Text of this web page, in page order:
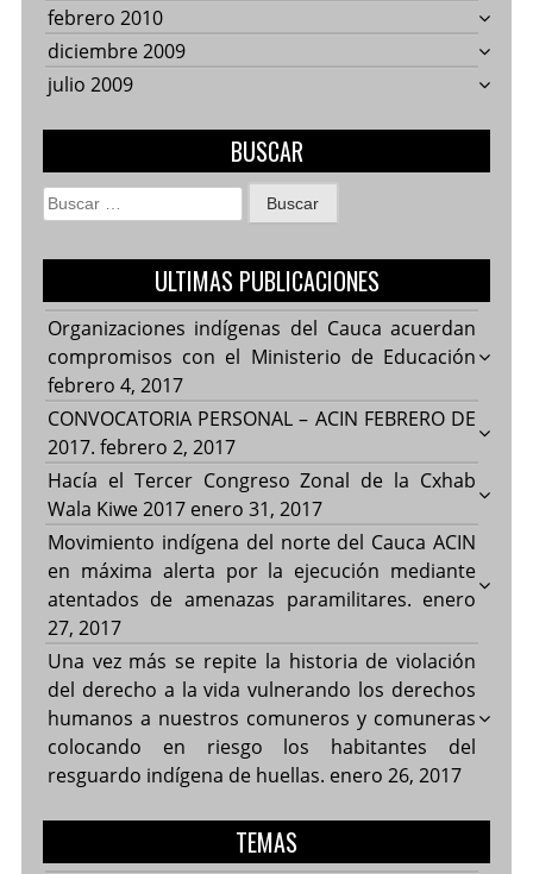
febrero 2010
diciembre 2009
julio 2009
BUSCAR
Buscar:
ULTIMAS PUBLICACIONES
Organizaciones indígenas del Cauca acuerdan
compromisos con el Ministerio de Educación
febrero 4, 2017
CONVOCATORIA PERSONAL – ACIN FEBRERO DE
2017. febrero 2, 2017
Hacía el Tercer Congreso Zonal de la Cxhab
Wala Kiwe 2017 enero 31, 2017
Movimiento indígena del norte del Cauca ACIN
en máxima alerta por la ejecución mediante
atentados de amenazas paramilitares. enero
27, 2017
Una vez más se repite la historia de violación
del derecho a la vida vulnerando los derechos
humanos a nuestros comuneros y comuneras
colocando en riesgo los habitantes del
resguardo indígena de huellas. enero 26, 2017
TEMAS